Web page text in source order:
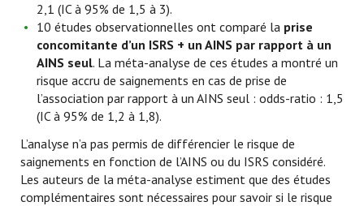
2,1 (IC à 95% de 1,5 à 3).
10 études observationnelles ont comparé la prise
concomitante d’un ISRS + un AINS par rapport à un
AINS seul. La méta-analyse de ces études a montré un
risque accru de saignements en cas de prise de
l’association par rapport à un AINS seul : odds-ratio : 1,5
(IC à 95% de 1,2 à 1,8).
L’analyse n’a pas permis de différencier le risque de
saignements en fonction de l’AINS ou du ISRS considéré.
Les auteurs de la méta-analyse estiment que des études
complémentaires sont nécessaires pour savoir si le risque